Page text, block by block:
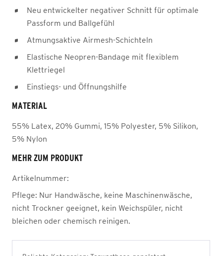
Neu entwickelter negativer Schnitt für optimale
Passform und Ballgefühl
Atmungsaktive Airmesh-Schichteln
Elastische Neopren-Bandage mit flexiblem
Klettriegel
Einstiegs- und Öffnungshilfe
MATERIAL
55% Latex, 20% Gummi, 15% Polyester, 5% Silikon,
5% Nylon
MEHR ZUM PRODUKT
Artikelnummer:
Pflege: Nur Handwäsche, keine Maschinenwäsche,
nicht Trockner geeignet, kein Weichspüler, nicht
bleichen oder chemisch reinigen.